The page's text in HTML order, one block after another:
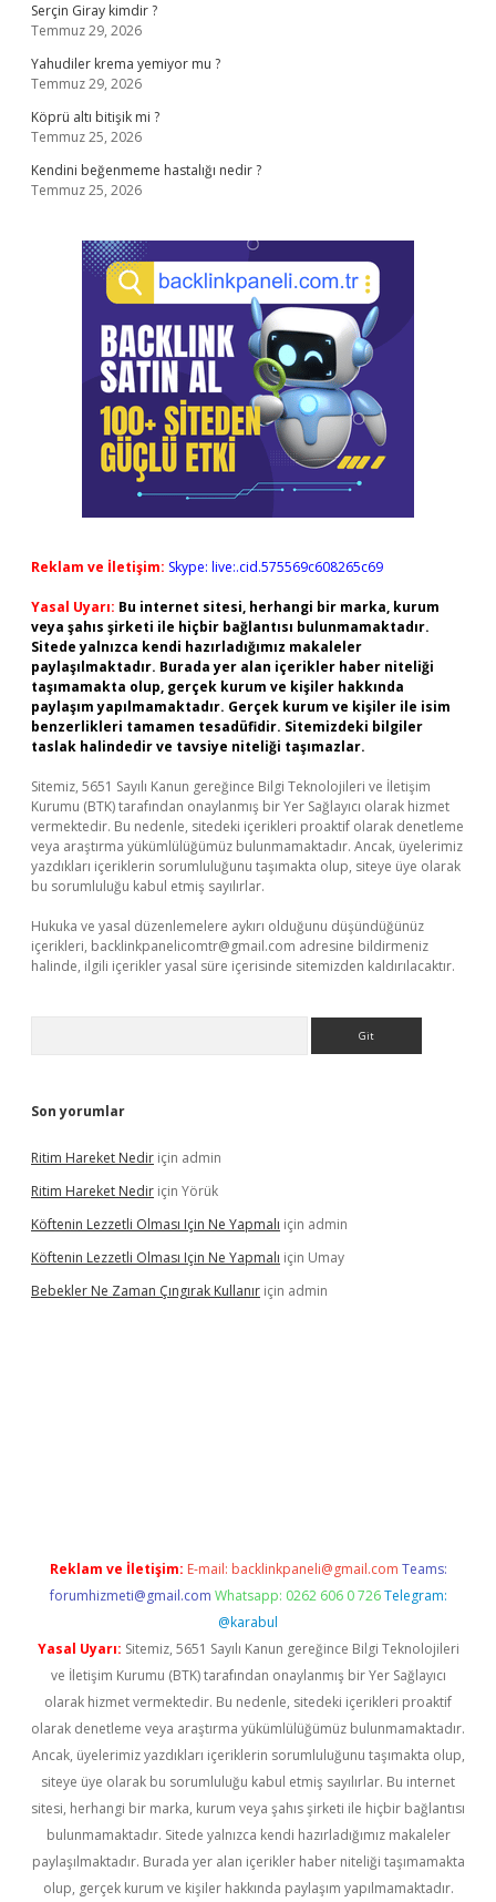
Serçin Giray kimdir ?
Temmuz 29, 2026
Yahudiler krema yemiyor mu ?
Temmuz 29, 2026
Köprü altı bitişik mi ?
Temmuz 25, 2026
Kendini beğenmeme hastalığı nedir ?
Temmuz 25, 2026
Reklam ve İletişim: Skype: live:.cid.575569c608265c69
Yasal Uyarı: Bu internet sitesi, herhangi bir marka, kurum
veya şahıs şirketi ile hiçbir bağlantısı bulunmamaktadır.
Sitede yalnızca kendi hazırladığımız makaleler
paylaşılmaktadır. Burada yer alan içerikler haber niteliği
taşımamakta olup, gerçek kurum ve kişiler hakkında
paylaşım yapılmamaktadır. Gerçek kurum ve kişiler ile isim
benzerlikleri tamamen tesadüfidir. Sitemizdeki bilgiler
taslak halindedir ve tavsiye niteliği taşımazlar.
Sitemiz, 5651 Sayılı Kanun gereğince Bilgi Teknolojileri ve İletişim
Kurumu (BTK) tarafından onaylanmış bir Yer Sağlayıcı olarak hizmet
vermektedir. Bu nedenle, sitedeki içerikleri proaktif olarak denetleme
veya araştırma yükümlülüğümüz bulunmamaktadır. Ancak, üyelerimiz
yazdıkları içeriklerin sorumluluğunu taşımakta olup, siteye üye olarak
bu sorumluluğu kabul etmiş sayılırlar.
Hukuka ve yasal düzenlemelere aykırı olduğunu düşündüğünüz
içerikleri, backlinkpanelicomtr@gmail.com adresine bildirmeniz
halinde, ilgili içerikler yasal süre içerisinde sitemizden kaldırılacaktır.
Son yorumlar
Ritim Hareket Nedir için admin
Ritim Hareket Nedir için Yörük
Köftenin Lezzetli Olması Için Ne Yapmalı için admin
Köftenin Lezzetli Olması Için Ne Yapmalı için Umay
Bebekler Ne Zaman Çıngırak Kullanır için admin
Reklam ve İletişim: E-mail: backlinkpaneli@gmail.com Teams:
forumhizmeti@gmail.com Whatsapp: 0262 606 0 726 Telegram:
@karabul
Yasal Uyarı: Sitemiz, 5651 Sayılı Kanun gereğince Bilgi Teknolojileri
ve İletişim Kurumu (BTK) tarafından onaylanmış bir Yer Sağlayıcı
olarak hizmet vermektedir. Bu nedenle, sitedeki içerikleri proaktif
olarak denetleme veya araştırma yükümlülüğümüz bulunmamaktadır.
Ancak, üyelerimiz yazdıkları içeriklerin sorumluluğunu taşımakta olup,
siteye üye olarak bu sorumluluğu kabul etmiş sayılırlar. Bu internet
sitesi, herhangi bir marka, kurum veya şahıs şirketi ile hiçbir bağlantısı
bulunmamaktadır. Sitede yalnızca kendi hazırladığımız makaleler
paylaşılmaktadır. Burada yer alan içerikler haber niteliği taşımamakta
olup, gerçek kurum ve kişiler hakkında paylaşım yapılmamaktadır.